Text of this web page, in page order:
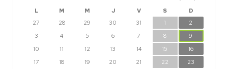
L M M J V S
D
27
28 29 30 31 1
2
3
4 5 6 7 8
9
10
11 12 13 14 15
16
17
18 19 20 21 22
23